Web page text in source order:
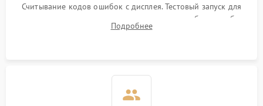
Считывание кодов ошибок с дисплея. Тестовый запуск для
выявления посторонних шумов, протечек или сбоев в работе
электронного модуля управления.
Подробнее